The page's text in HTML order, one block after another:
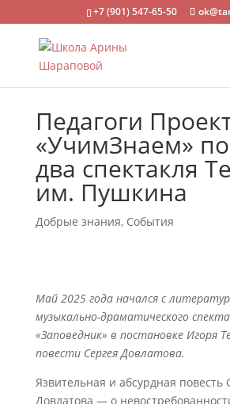
+7 (901) 547-65-50
Педагоги
«УчимЗнаем»
два спектакля
им. Пушкина
Добрые знания, События
Май 2025 года начался с
музыкально-драматического
«Заповедник» в постановке Игоря
повести Сергея Довлатова.
Язвительная и абсурдная повесть
Довлатова — о